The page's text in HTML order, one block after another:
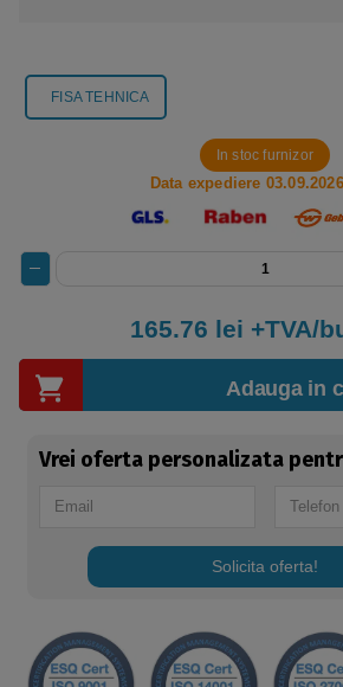
FISA TEHNICA
In stoc furnizor
Data expediere 03.09.2026
165.76 lei +TVA/
Adauga in
Vrei oferta personalizata
Solicita oferta!